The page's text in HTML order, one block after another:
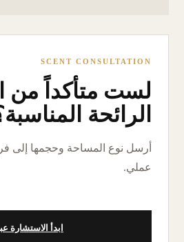
SCENT CONSULTATION
لست متأكداً من
الرائحة
أرسل نوع المساحة وحجمها إلى
عملي.
ابدأ الاستشارة